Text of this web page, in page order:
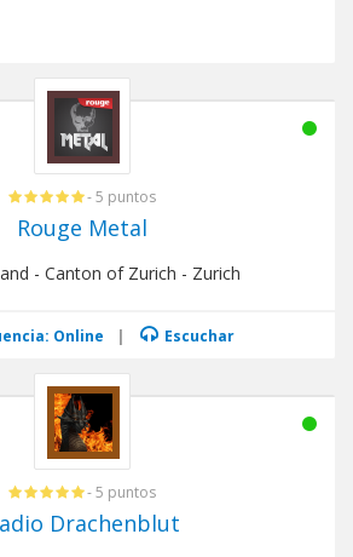
- 5 puntos
Rouge Metal
- Canton of Zurich - Zurich
Online | Escuchar
- 5 puntos
Drachenblut